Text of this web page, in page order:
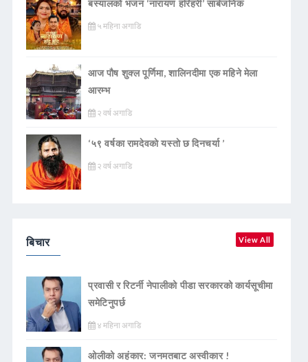
बस्यालको भजन ‘नारायण हरिहरी’ सार्बजनिक
५ महिना अगाडि
आज पौष शुक्ल पूर्णिमा, शालिनदीमा एक महिने मेला
आरम्भ
२ वर्ष अगाडि
‘५९ वर्षका रामदेवकाे यस्ताे छ दिनचर्या ’
२ वर्ष अगाडि
बिचार View All
प्रवासी र रिटर्नी नेपालीको पीडा सरकारको कार्यसूचीमा
समेटिनुपर्छ
४ महिना अगाडि
ओलीको अहंकार: जनमतबाट अस्वीकार !